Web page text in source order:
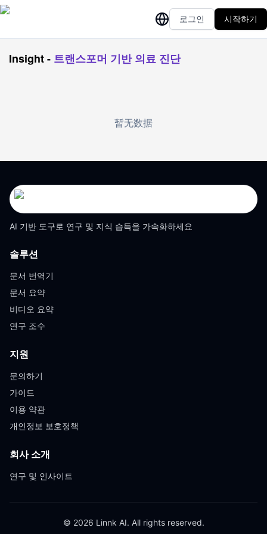
로그인 시작하기
Insight- 트랜스포머 기반 의료 진단
暂无数据
AI 기반 도구로 연구 및 지식 습득을 가속화하세요
솔루션
문서 번역기
문서 요약
비디오 요약
연구 조수
지원
문의하기
가이드
이용 약관
개인정보 보호정책
회사 소개
연구 및 인사이트
© 2026 Linnk AI. All rights reserved.